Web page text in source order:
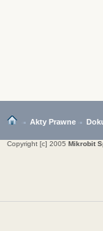
Akty Prawne
Copyright [c] 2005 Mikrobit